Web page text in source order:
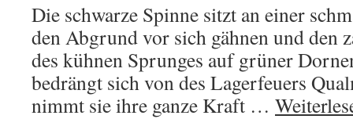
Die schwarze Spinne sitzt an einer
den Abgrund vor sich gähnen und den
des kühnen Sprunges auf grüner
bedrängt sich von des Lagerfeuers
nimmt sie ihre ganze Kraft …